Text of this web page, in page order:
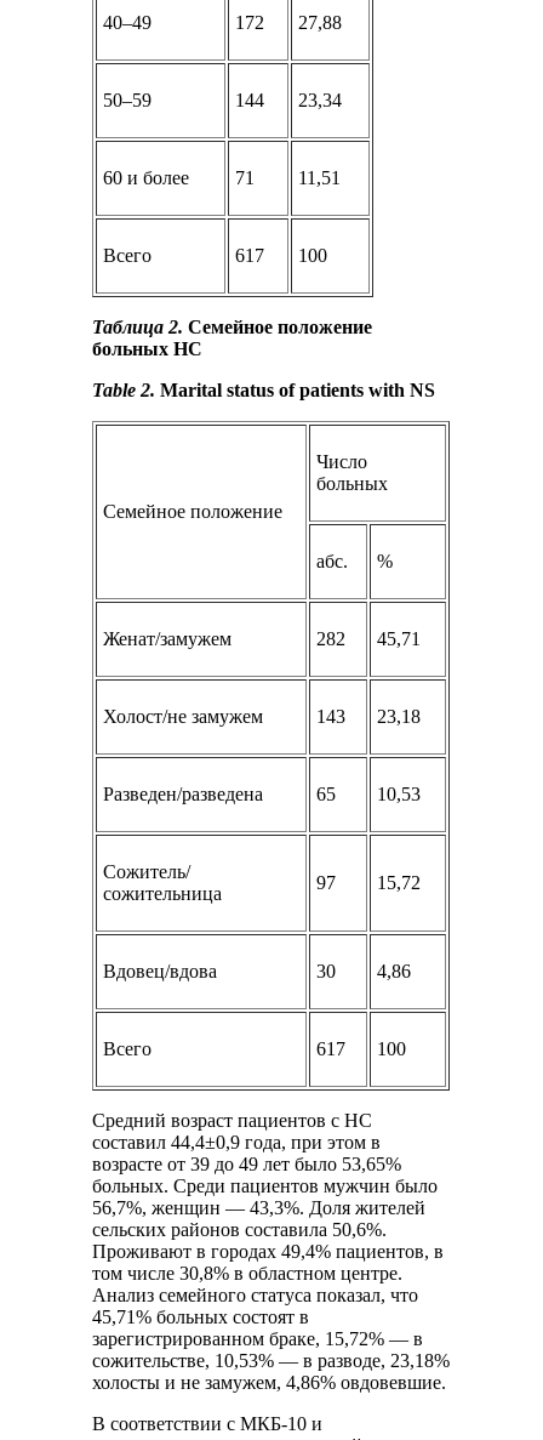
40–49 172 27,88
50–59 144 23,34
60 и более 71 11,51
Всего 617 100
Таблица 2. Семейное положение
больных НС
Table 2. Marital status of patients with NS
Семейное положение
Число
больных
абс. %
Женат/замужем 282 45,71
Холост/не замужем 143 23,18
Разведен/разведена 65 10,53
Сожитель/
сожительница
97 15,72
Вдовец/вдова 30 4,86
Всего 617 100
Средний возраст пациентов с НС
составил 44,4±0,9 года, при этом в
возрасте от 39 до 49 лет было 53,65%
больных. Среди пациентов мужчин было
56,7%, женщин — 43,3%. Доля жителей
сельских районов составила 50,6%.
Проживают в городах 49,4% пациентов, в
том числе 30,8% в областном центре.
Анализ семейного статуса показал, что
45,71% больных состоят в
зарегистрированном браке, 15,72% — в
сожительстве, 10,53% — в разводе, 23,18%
холосты и не замужем, 4,86% овдовевшие.
В соответствии с МКБ-10 и